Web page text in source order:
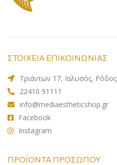
ΣΤΟΙΧΕΙΑ ΕΠΙΚΟΙΝΩΝΙΑΣ
Τριάντων 17, Ιαλυσός, Ρόδος
22410 91111
info@mediaestheticshop.gr
Facebook
Instagram
ΠΡΟΪΌΝΤΑ ΠΡΟΣΏΠΟΥ